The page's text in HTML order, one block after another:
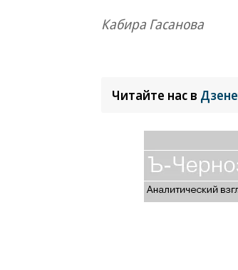
Кабира Гасанова
Читайте нас в Дзене